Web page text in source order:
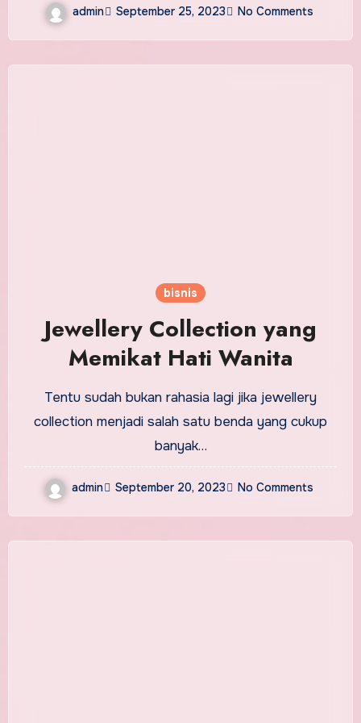
admin September 25, 2023 No Comments
bisnis
Jewellery Collection yang
Memikat Hati Wanita
Tentu sudah bukan rahasia lagi jika jewellery
collection menjadi salah satu benda yang cukup
banyak…
admin September 20, 2023 No Comments